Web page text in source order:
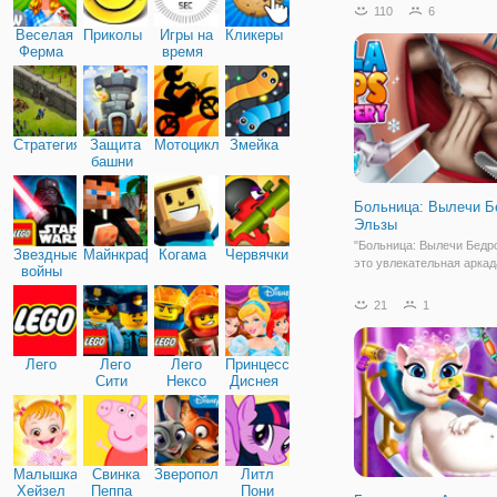
Веселая
Ферма
Приколы
Игры на
время
Кликеры
Стратегия
Защита
башни
МотоциклыЗмейка
Звездные
войны
Майнкрафт Когама Червячки
Лего
Лего
Сити
Лего
Нексо
Найтс
Принцессы
Диснея
Малышка
Хейзел
Свинка
Пеппа
Зверополис
Литл
Пони
110 6
Больница: Вылечи
Эльзы
"Больница: Вылечи
это увлекательная
примерить на себя роль
повредила бедро,
повредила, так что вам
21 1